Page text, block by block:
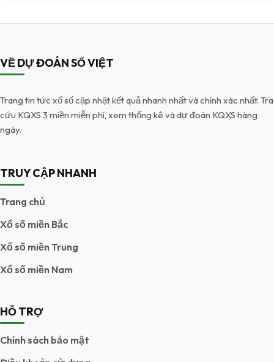
VỀ DỰ ĐOÁN SỐ VIỆT
Trang tin tức xổ số cập nhật kết quả nhanh nhất và chính xác nhất. Tra
cứu KQXS 3 miền miễn phí, xem thống kê và dự đoán KQXS hàng
ngày.
TRUY CẬP NHANH
Trang chủ
Xổ số miền Bắc
Xổ số miền Trung
Xổ số miền Nam
HỖ TRỢ
Chính sách bảo mật